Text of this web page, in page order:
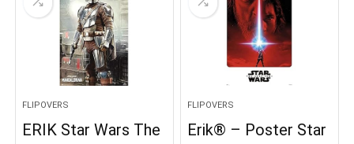
FLIPOVERS
ERIK Star Wars The
FLIPOVERS
Erik® – Poster Star